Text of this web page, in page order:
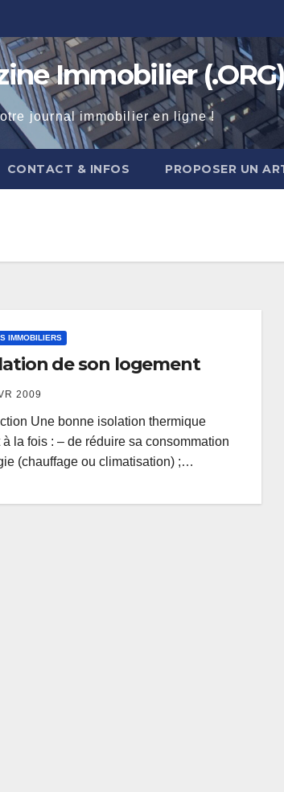
Immobilier (.ORG)
journal immobilier en ligne !
CONTACT & INFOS PROPOSER UN
IMMOBILIERS
de son logement
2009
Une bonne isolation thermique
à la fois : – de réduire sa consommation
(chauffage ou climatisation) ;…